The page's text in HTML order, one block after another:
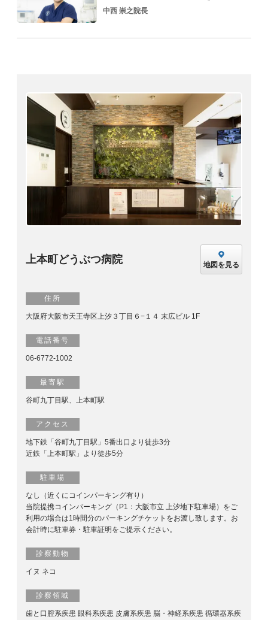
中西 崇之院長
上本町どうぶつ病院 地図を見る
住所
大阪府大阪市天王寺区上汐３丁目６−１４ 末広ビル 1F
電話番号
06-6772-1002
最寄駅
谷町九丁目駅、上本町駅
アクセス
地下鉄「谷町九丁目駅」5番出口より徒歩3分
近鉄「上本町駅」より徒歩5分
駐車場
なし（近くにコインパーキング有り）
当院提携コインパーキング（P1：大阪市立 上汐地下駐車場）をご
利用の場合は1時間分のパーキングチケットをお渡し致します。お
会計時に駐車券・駐車証明をご提示ください。
診察動物
イヌ ネコ
診察領域
歯と口腔系疾患 眼科系疾患 皮膚系疾患 脳・神経系疾患 循環器系疾